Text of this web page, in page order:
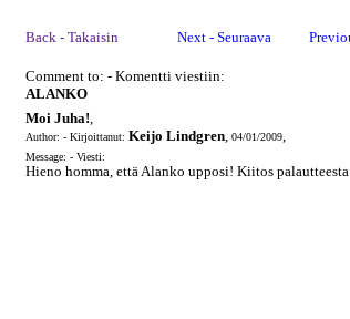
Back - Takaisin Next - Seuraava
Comment to: - Komentti viestiin:
ALANKO
Moi Juha!,
Author: - Kirjoittanut: Keijo Lindgren, 04/01/2009,
Message: - Viesti:
Hieno homma, että Alanko upposi! Kiitos